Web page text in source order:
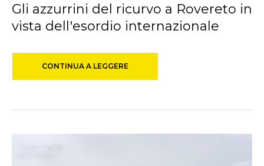
Gli azzurrini del ricurvo a Rovereto in
vista dell'esordio internazionale
CONTINUA A LEGGERE